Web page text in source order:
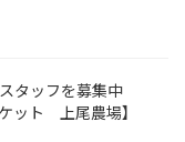
タッフを募集中
ット 上尾農場】